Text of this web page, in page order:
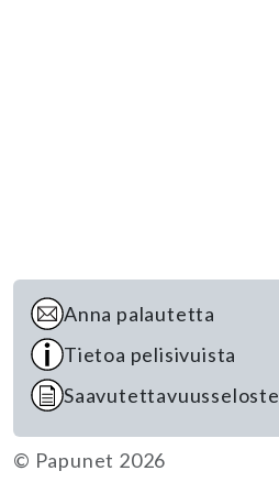
Anna palautetta
Tietoa pelisivuista
Saavutettavuusseloste
© Papunet 2026